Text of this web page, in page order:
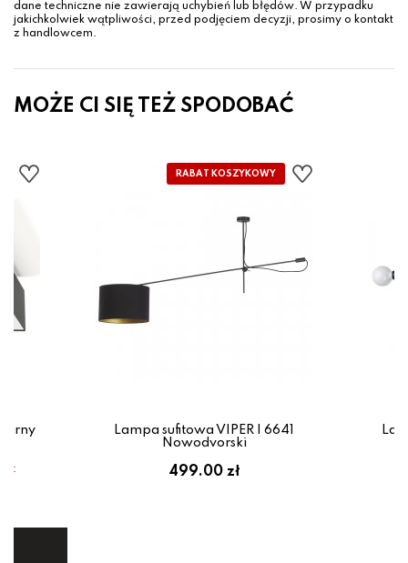
dane techniczne nie zawierają uchybień lub błędów. W przypadku
jakichkolwiek wątpliwości, przed podjęciem decyzji, prosimy o kontakt
z handlowcem.
MOŻE CI SIĘ TEŻ SPODOBAĆ
Lampa sufitowa VIPER I 6641
Nowodvorski
499.00 zł